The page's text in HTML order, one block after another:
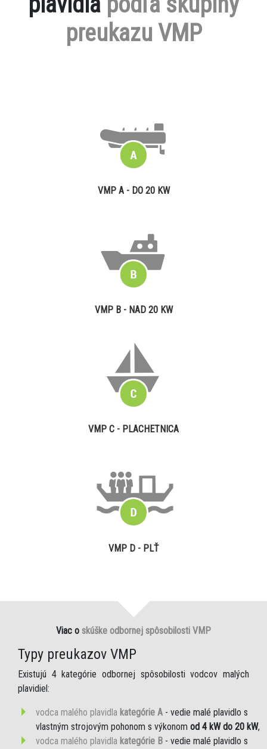
preukazu VMP
VMP A - DO 20 KW
VMP B - NAD 20 KW
VMP C - PLACHETNICA
VMP D - PLŤ
Viac o skúške odbornej spôsobilosti VMP
Typy preukazov VMP
Existujú 4 kategórie odbornej spôsobilosti vodcov malých
plavidiel:
vodca malého plavidla kategórie A - vedie malé plavidlo s
vlastným strojovým pohonom s výkonom od 4 kW do 20 kW,
vodca malého plavidla kategórie B - vedie malé plavidlo s